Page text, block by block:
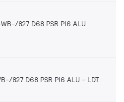
827 D68 PSR PI6 ALU
827 D68 PSR PI6 ALU LDT